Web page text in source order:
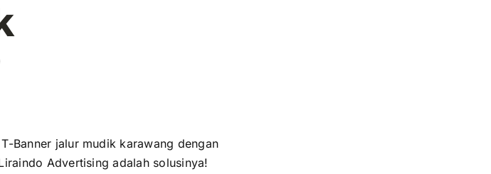
Banner jalur mudik karawang dengan
Advertising adalah solusinya!